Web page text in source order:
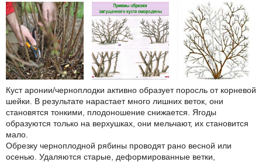
Куст аронии/черноплодки активно образует поросль от корневой
шейки. В результате нарастает много лишних веток, они
становятся тонкими, плодоношение снижается. Ягоды
образуются только на верхушках, они мельчают, их становится
мало.
Обрезку черноплодной рябины проводят рано весной или
осенью. Удаляются старые, деформированные ветки,